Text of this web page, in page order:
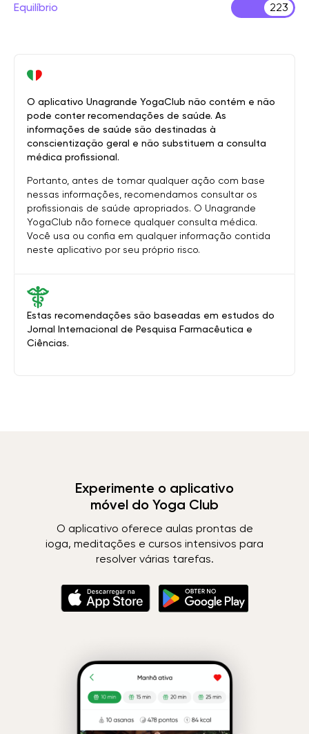
Equilíbrio 223
Estas recomendações são baseadas em estudos do
Jornal Internacional de Pesquisa Farmacêutica e
Ciências.
O aplicativo Unagrande YogaClub não contém e não
pode conter recomendações de saúde. As
informações de saúde são destinadas à
conscientização geral e não substituem a consulta
médica profissional.
Portanto, antes de tomar qualquer ação com base
nessas informações, recomendamos consultar os
profissionais de saúde apropriados. O Unagrande
YogaClub não fornece qualquer consulta médica.
Você usa ou confia em qualquer informação contida
neste aplicativo por seu próprio risco.
Experimente o aplicativo
móvel do Yoga Club
O aplicativo oferece aulas prontas de
ioga, meditações e cursos intensivos para
resolver várias tarefas.